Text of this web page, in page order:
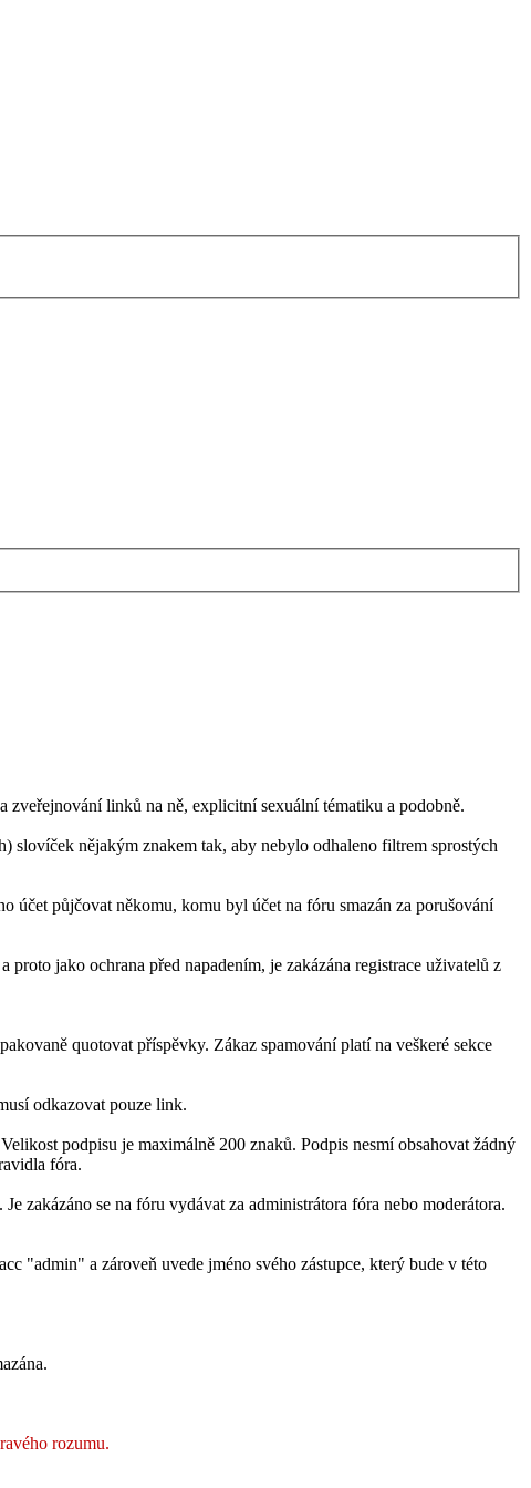
zveřejnování linků na ně, explicitní sexuální tématiku a podobně.
slovíček nějakým znakem tak, aby nebylo odhaleno filtrem sprostých
účet půjčovat někomu, komu byl účet na fóru smazán za porušování
jako ochrana před napadením, je zakázána registrace uživatelů z
quotovat příspěvky. Zákaz spamování platí na veškeré sekce
odkazovat pouze link.
podpisu je maximálně 200 znaků. Podpis nesmí obsahovat žádný
fóra.
zakázáno se na fóru vydávat za administrátora fóra nebo moderátora.
"admin" a zároveň uvede jméno svého zástupce, který bude v této
rozumu.